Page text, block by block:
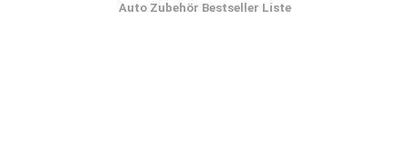
Auto Zubehör Bestseller Liste